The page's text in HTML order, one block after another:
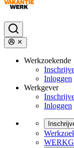
Werkzoekende
Inloggen
Werkgever
Inloggen